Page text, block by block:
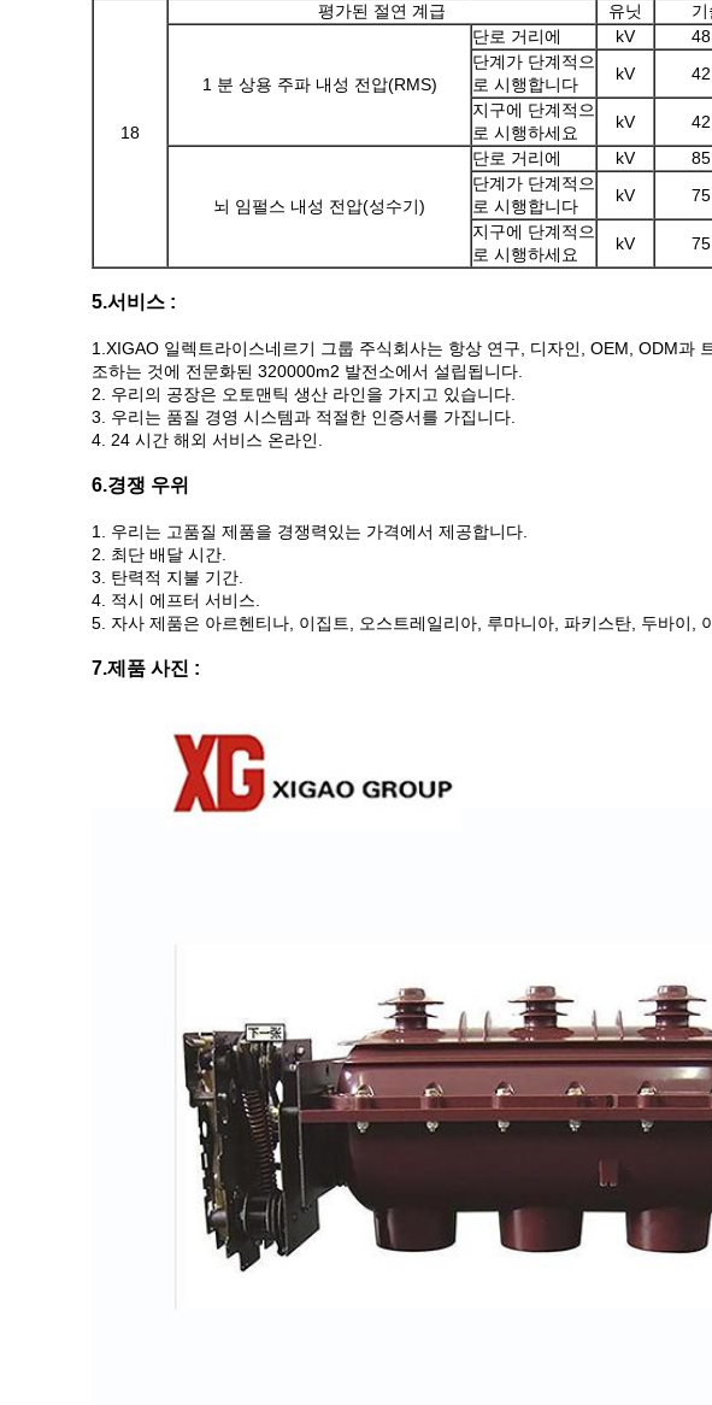
18
평가된 절연 계급 유닛
1 분 상용 주파 내성 전압(RMS)
단로 거리에 kV 48
단계가 단계적으
로 시행합니다
kV 42
지구에 단계적으
로 시행하세요
kV 42
뇌 임펄스 내성 전압(성수기)
단로 거리에 kV 85
단계가 단계적으
로 시행합니다
kV 75
지구에 단계적으
로 시행하세요
kV 75
5.서비스 :
1.XIGAO 일렉트라이스네르기 그룹 주식회사는 항상 연구, 디자인, OEM, ODM
조하는 것에 전문화된 320000m2 발전소에서 설립됩니다.
2. 우리의 공장은 오토맨틱 생산 라인을 가지고 있습니다.
3. 우리는 품질 경영 시스템과 적절한 인증서를 가집니다.
4. 24 시간 해외 서비스 온라인.
6.경쟁 우위
1. 우리는 고품질 제품을 경쟁력있는 가격에서 제공합니다.
2. 최단 배달 시간.
3. 탄력적 지불 기간.
4. 적시 에프터 서비스.
5. 자사 제품은 아르헨티나, 이집트, 오스트레일리아, 루마니아, 파키스탄, 두바이,
7.제품 사진 :